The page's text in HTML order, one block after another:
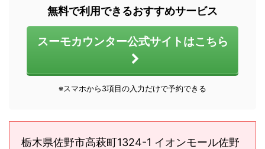
無料で利用できるおすすめサービス
スーモカウンター公式サイトはこちら
※スマホから3項目の入力だけで予約できる
栃木県佐野市高萩町1324-1 イオンモール佐野